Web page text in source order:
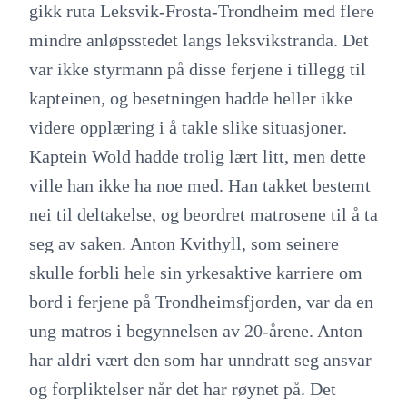
gikk ruta Leksvik-Frosta-Trondheim med flere
mindre anløpsstedet langs leksvikstranda. Det
var ikke styrmann på disse ferjene i tillegg til
kapteinen, og besetningen hadde heller ikke
videre opplæring i å takle slike situasjoner.
Kaptein Wold hadde trolig lært litt, men dette
ville han ikke ha noe med. Han takket bestemt
nei til deltakelse, og beordret matrosene til å ta
seg av saken. Anton Kvithyll, som seinere
skulle forbli hele sin yrkesaktive karriere om
bord i ferjene på Trondheimsfjorden, var da en
ung matros i begynnelsen av 20-årene. Anton
har aldri vært den som har unndratt seg ansvar
og forpliktelser når det har røynet på. Det